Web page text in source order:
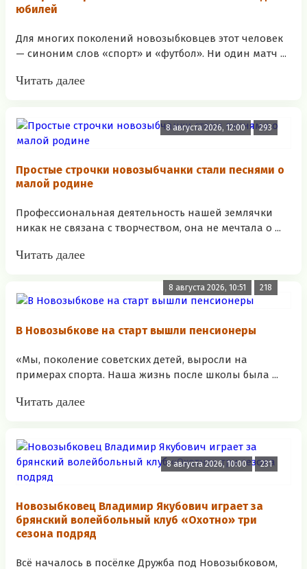
юбилей
Для многих поколений новозыбковцев этот человек
— синоним слов «спорт» и «футбол». Ни один матч ...
Читать далее
8 августа 2026, 12:00 293
Простые строчки новозыбчанки стали песнями о
малой родине
Профессиональная деятельность нашей землячки
никак не связана с творчеством, она не мечтала о ...
Читать далее
8 августа 2026, 10:51 218
В Новозыбкове на старт вышли пенсионеры
«Мы, поколение советских детей, выросли на
примерах спорта. Наша жизнь после школы была ...
Читать далее
8 августа 2026, 10:00 231
Новозыбковец Владимир Якубович играет за
брянский волейбольный клуб «Охотно» три
сезона подряд
Всё началось в посёлке Дружба под Новозыбковом,